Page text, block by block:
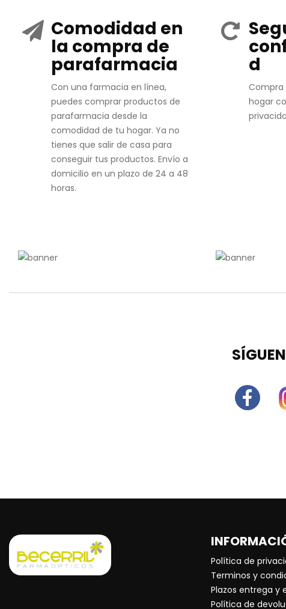
Comodidad en
la compra de
parafarmacia
Con una farmacia en línea,
puedes comprar productos de
parafarmacia desde la
comodidad de tu hogar. Ya no
tienes que salir de casa para
conseguir tus productos. Envío a
domicilio en un plazo de 24 a 48
horas.
d
hogar
Política de
Terminos y
Plazos entrega y
Política de